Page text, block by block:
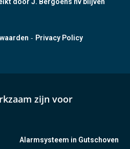
door J. Bergoens nv blijven
- Privacy Policy
zijn voor
Alarmsysteem in Gutschoven